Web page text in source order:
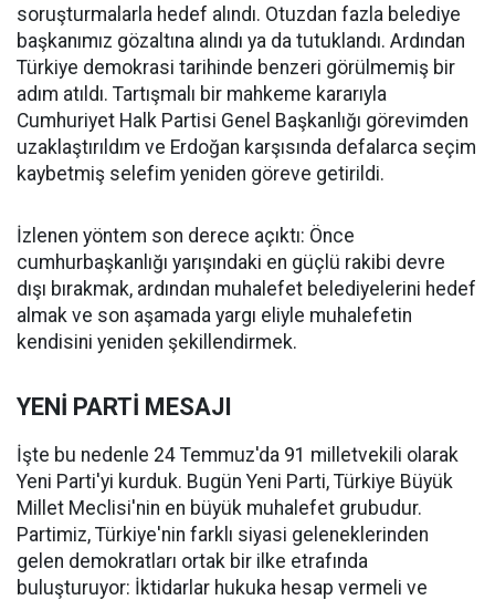
soruşturmalarla hedef alındı. Otuzdan fazla belediye
başkanımız gözaltına alındı ya da tutuklandı. Ardından
Türkiye demokrasi tarihinde benzeri görülmemiş bir
adım atıldı. Tartışmalı bir mahkeme kararıyla
Cumhuriyet Halk Partisi Genel Başkanlığı görevimden
uzaklaştırıldım ve Erdoğan karşısında defalarca seçim
kaybetmiş selefim yeniden göreve getirildi.
İzlenen yöntem son derece açıktı: Önce
cumhurbaşkanlığı yarışındaki en güçlü rakibi devre
dışı bırakmak, ardından muhalefet belediyelerini hedef
almak ve son aşamada yargı eliyle muhalefetin
kendisini yeniden şekillendirmek.
YENİ PARTİ MESAJI
İşte bu nedenle 24 Temmuz'da 91 milletvekili olarak
Yeni Parti'yi kurduk. Bugün Yeni Parti, Türkiye Büyük
Millet Meclisi'nin en büyük muhalefet grubudur.
Partimiz, Türkiye'nin farklı siyasi geleneklerinden
gelen demokratları ortak bir ilke etrafında
buluşturuyor: İktidarlar hukuka hesap vermeli ve